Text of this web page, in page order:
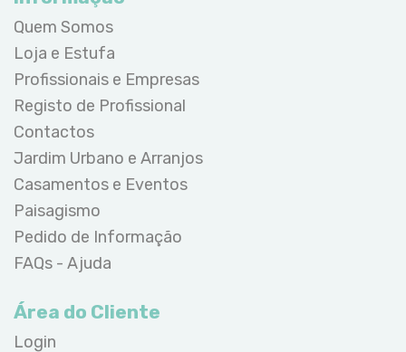
Quem Somos
Loja e Estufa
Profissionais e Empresas
Registo de Profissional
Contactos
Jardim Urbano e Arranjos
Casamentos e Eventos
Paisagismo
Pedido de Informação
FAQs - Ajuda
Área do Cliente
Login